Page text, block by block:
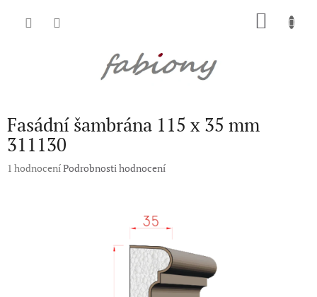
Fasádní šambrána 115 x 35 mm
311130
Průměrné
1 hodnoceníPodrobnosti hodnocení